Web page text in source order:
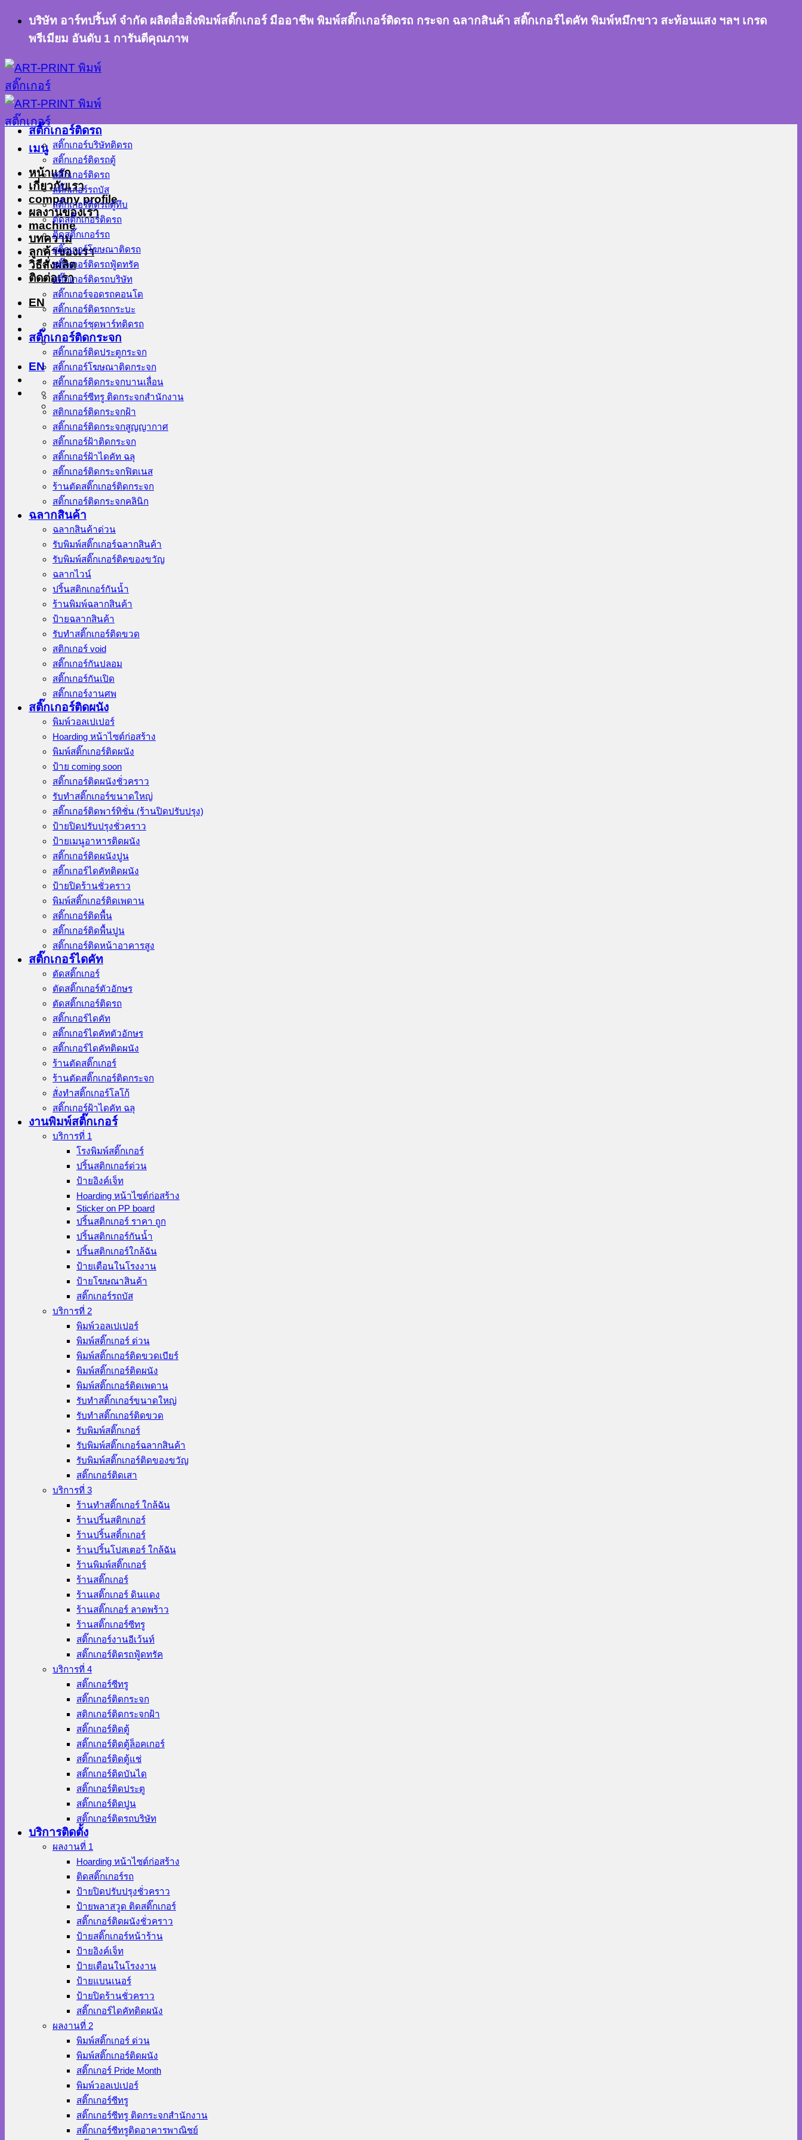
ข้าม
ยัง
เนื้อหา
บริษัท อาร์ทปริ้นท์ จำกัด ผลิตสื่อสิ่งพิมพ์สติ๊กเกอร์ มืออาชีพ พิมพ์สติ๊กเกอร์ติดรถ กระจก ฉลากสินค้า สติ๊กเกอร์ไดคัท พิมพ์หมึกขาว สะท้อนแสง ฯลฯ เกรด
พรีเมียม อันดับ 1 การันตีคุณภาพ
เมนู
หน้าแรก
เกี่ยวกับเรา
company profile
ผลงานของเรา
machine
บทความ
ลูกค้าของเรา
วิธีสั่งผลิต
ติดต่อเรา
EN
EN
สติ๊กเกอร์ติดรถ
สติ๊กเกอร์บริษัทติดรถ
สติ๊กเกอร์ติดรถตู้
สติ๊กเกอร์ติดรถ
สติ๊กเกอร์รถบัส
สติ๊กเกอร์ติดรถตู้ทึบ
ตัดสติ๊กเกอร์ติดรถ
ติดสติ๊กเกอร์รถ
สติ๊กเกอร์โฆษณาติดรถ
สติ๊กเกอร์ติดรถฟู้ดทรัค
สติ๊กเกอร์ติดรถบริษัท
สติ๊กเกอร์จอดรถคอนโด
สติ๊กเกอร์ติดรถกระบะ
สติ๊กเกอร์ชุดพาร์ทติดรถ
สติ๊กเกอร์ติดกระจก
สติ๊กเกอร์ติดประตูกระจก
สติ๊กเกอร์โฆษณาติดกระจก
สติ๊กเกอร์ติดกระจกบานเลื่อน
สติ๊กเกอร์ซีทรู ติดกระจกสำนักงาน
สติกเกอร์ติดกระจกฝ้า
สติ๊กเกอร์ติดกระจกสูญญากาศ
สติ๊กเกอร์ฝ้าติดกระจก
สติ๊กเกอร์ฝ้าไดคัท ฉลุ
สติ๊กเกอร์ติดกระจกฟิตเนส
ร้านตัดสติ๊กเกอร์ติดกระจก
สติ๊กเกอร์ติดกระจกคลินิก
ฉลากสินค้า
ฉลากสินค้าด่วน
รับพิมพ์สติ๊กเกอร์ฉลากสินค้า
รับพิมพ์สติ๊กเกอร์ติดของขวัญ
ฉลากไวน์
ปริ้นสติกเกอร์กันน้ำ
ร้านพิมพ์ฉลากสินค้า
ป้ายฉลากสินค้า
รับทำสติ๊กเกอร์ติดขวด
สติกเกอร์ void
สติ๊กเกอร์กันปลอม
สติ๊กเกอร์กันเปิด
สติ๊กเกอร์งานศพ
สติ๊กเกอร์ติดผนัง
พิมพ์วอลเปเปอร์
Hoarding หน้าไซต์ก่อสร้าง
พิมพ์สติ๊กเกอร์ติดผนัง
ป้าย coming soon
สติ๊กเกอร์ติดผนังชั่วคราว
รับทำสติ๊กเกอร์ขนาดใหญ่
สติ๊กเกอร์ติดพาร์ทิชั่น (ร้านปิดปรับปรุง)
ป้ายปิดปรับปรุงชั่วคราว
ป้ายเมนูอาหารติดผนัง
สติ๊กเกอร์ติดผนังปูน
สติ๊กเกอร์ไดคัทติดผนัง
ป้ายปิดร้านชั่วคราว
พิมพ์สติ๊กเกอร์ติดเพดาน
สติ๊กเกอร์ติดพื้น
สติ๊กเกอร์ติดพื้นปูน
สติ๊กเกอร์ติดหน้าอาคารสูง
สติ๊กเกอร์ไดคัท
ตัดสติ๊กเกอร์
ตัดสติ๊กเกอร์ตัวอักษร
ตัดสติ๊กเกอร์ติดรถ
สติ๊กเกอร์ไดคัท
สติ๊กเกอร์ไดคัทตัวอักษร
สติ๊กเกอร์ไดคัทติดผนัง
ร้านตัดสติ๊กเกอร์
ร้านตัดสติ๊กเกอร์ติดกระจก
สั่งทําสติ๊กเกอร์โลโก้
สติ๊กเกอร์ฝ้าไดคัท ฉลุ
งานพิมพ์สติ๊กเกอร์
บริการที่ 1
โรงพิมพ์สติ๊กเกอร์
ปริ้นสติกเกอร์ด่วน
ป้ายอิงค์เจ็ท
Hoarding หน้าไซต์ก่อสร้าง
Sticker on PP board
ปริ้นสติกเกอร์ ราคา ถูก
ปริ้นสติกเกอร์กันน้ำ
ปริ้นสติกเกอร์ใกล้ฉัน
ป้ายเตือนในโรงงาน
ป้ายโฆษณาสินค้า
สติ๊กเกอร์รถบัส
บริการที่ 2
พิมพ์วอลเปเปอร์
พิมพ์สติ๊กเกอร์ ด่วน
พิมพ์สติ๊กเกอร์ติดขวดเบียร์
พิมพ์สติ๊กเกอร์ติดผนัง
พิมพ์สติ๊กเกอร์ติดเพดาน
รับทำสติ๊กเกอร์ขนาดใหญ่
รับทำสติ๊กเกอร์ติดขวด
รับพิมพ์สติ๊กเกอร์
รับพิมพ์สติ๊กเกอร์ฉลากสินค้า
รับพิมพ์สติ๊กเกอร์ติดของขวัญ
สติ๊กเกอร์ติดเสา
บริการที่ 3
ร้านทําสติ๊กเกอร์ ใกล้ฉัน
ร้านปริ้นสติกเกอร์
ร้านปริ้นสติ้กเกอร์
ร้านปริ้นโปสเตอร์ ใกล้ฉัน
ร้านพิมพ์สติ๊กเกอร์
ร้านสติ๊กเกอร์
ร้านสติ๊กเกอร์ ดินแดง
ร้านสติ๊กเกอร์ ลาดพร้าว
ร้านสติ๊กเกอร์ซีทรู
สติ๊กเกอร์งานอีเว้นท์
สติ๊กเกอร์ติดรถฟู้ดทรัค
บริการที่ 4
สติ๊กเกอร์ซีทรู
สติ๊กเกอร์ติดกระจก
สติกเกอร์ติดกระจกฝ้า
สติ๊กเกอร์ติดตู้
สติ๊กเกอร์ติดตู้ล็อคเกอร์
สติ๊กเกอร์ติดตู้แช่
สติ๊กเกอร์ติดบันได
สติ๊กเกอร์ติดประตู
สติ๊กเกอร์ติดปูน
สติ๊กเกอร์ติดรถบริษัท
บริการติดตั้ง
ผลงานที่ 1
Hoarding หน้าไซต์ก่อสร้าง
ติดสติ๊กเกอร์รถ
ป้ายปิดปรับปรุงชั่วคราว
ป้ายพลาสวูด ติดสติ๊กเกอร์
สติ๊กเกอร์ติดผนังชั่วคราว
ป้ายสติ๊กเกอร์หน้าร้าน
ป้ายอิงค์เจ็ท
ป้ายเตือนในโรงงาน
ป้ายแบนเนอร์
ป้ายปิดร้านชั่วคราว
สติ๊กเกอร์ไดคัทติดผนัง
ผลงานที่ 2
พิมพ์สติ๊กเกอร์ ด่วน
พิมพ์สติ๊กเกอร์ติดผนัง
สติ๊กเกอร์ Pride Month
พิมพ์วอลเปเปอร์
สติ๊กเกอร์ซีทรู
สติ๊กเกอร์ซีทรู ติดกระจกสำนักงาน
สติ๊กเกอร์ซีทรูติดอาคารพาณิชย์